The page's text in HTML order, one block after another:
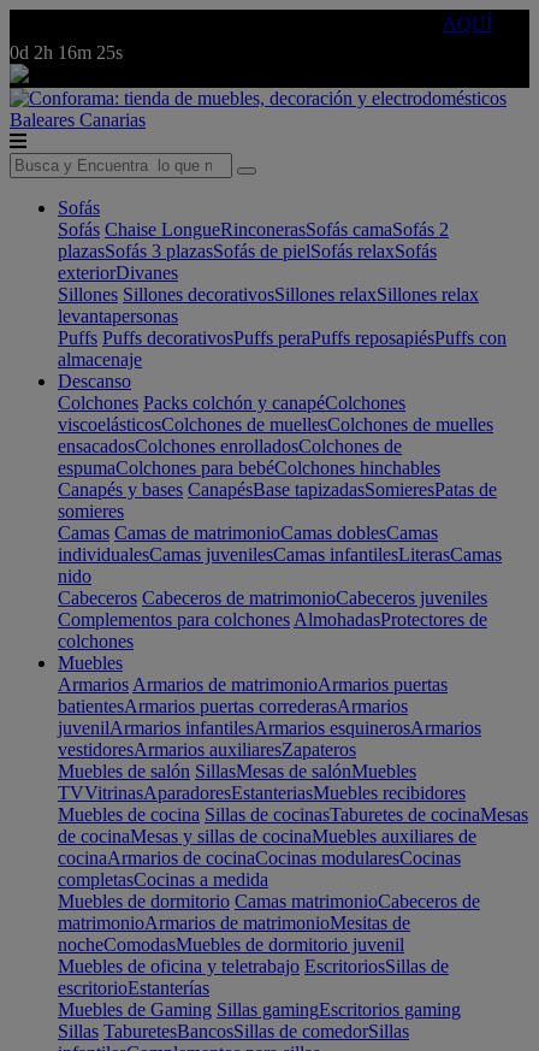
AQUÍ
0d 2h 16m 25s
Baleares Canarias
Sofás
Sofás Chaise LongueRinconerasSofás camaSofás 2
plazasSofás 3 plazasSofás de pielSofás relaxSofás
exteriorDivanes
Sillones Sillones decorativosSillones relaxSillones relax
levantapersonas
Puffs Puffs decorativosPuffs peraPuffs reposapiésPuffs con
almacenaje
Descanso
Colchones Packs colchón y canapéColchones
viscoelásticosColchones de muellesColchones de muelles
ensacadosColchones enrolladosColchones de
espumaColchones para bebéColchones hinchables
Canapés y bases CanapésBase tapizadasSomieresPatas de
somieres
Camas Camas de matrimonioCamas doblesCamas
individualesCamas juvenilesCamas infantilesLiterasCamas
nido
Cabeceros Cabeceros de matrimonioCabeceros juveniles
Complementos para colchones AlmohadasProtectores de
colchones
Muebles
Armarios Armarios de matrimonioArmarios puertas
batientesArmarios puertas correderasArmarios
juvenilArmarios infantilesArmarios esquinerosArmarios
vestidoresArmarios auxiliaresZapateros
Muebles de salón SillasMesas de salónMuebles
TVVitrinasAparadoresEstanteriasMuebles recibidores
Muebles de cocina Sillas de cocinasTaburetes de cocinaMesas
de cocinaMesas y sillas de cocinaMuebles auxiliares de
cocinaArmarios de cocinaCocinas modularesCocinas
completasCocinas a medida
Muebles de dormitorio Camas matrimonioCabeceros de
matrimonioArmarios de matrimonioMesitas de
nocheComodasMuebles de dormitorio juvenil
Muebles de oficina y teletrabajo EscritoriosSillas de
escritorioEstanterías
Muebles de Gaming Sillas gamingEscritorios gaming
Sillas TaburetesBancosSillas de comedorSillas